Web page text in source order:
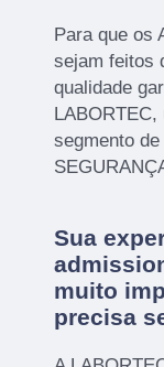
Para que os
sejam feitos
qualidade
segmento
Sua
muito
precisa